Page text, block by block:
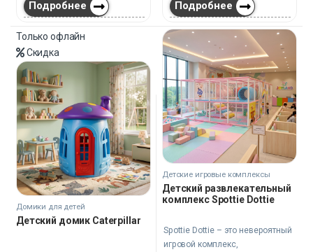
Подробнее Подробнее
Только офлайн
Скидка
Домики для детей
Детский домик Caterpillar
Детские игровые комплексы
Детский развлекательный
комплекс Spottie Dottie
Spottie Dottie – это невероятный
игровой комплекс,